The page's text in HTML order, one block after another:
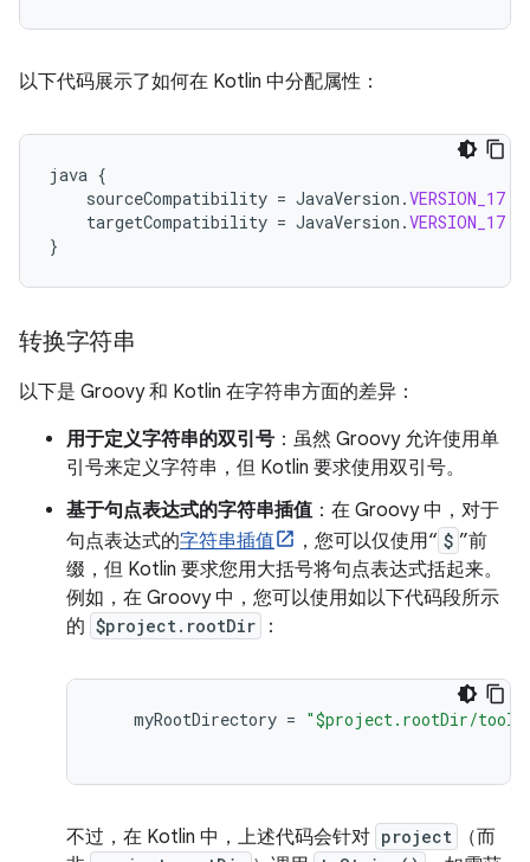
以下代码展示了如何在 Kotlin 中分配属性：
java {
sourceCompatibility = JavaVersion .VERSION_17
targetCompatibility = JavaVersion .VERSION_17
}
转换字符串
以下是 Groovy 和 Kotlin 在字符串方面的差异：
用于定义字符串的双引号 ：虽然 Groovy 允许使用单
引号来定义字符串，但 Kotlin 要求使用双引号。
基于句点表达式的字符串插值：在 Groovy 中，对于
句点表达式的字符串插值 ，您可以仅使用“ $ ”前
缀，但 Kotlin 要求您用大括号将句点表达式括起来。
例如，在 Groovy 中，您可以使用如以下代码段所示
的 $project.rootDir ：
myRootDirectory = "$project.rootDir/tools/
不过，在 Kotlin 中，上述代码会针对 project
（而